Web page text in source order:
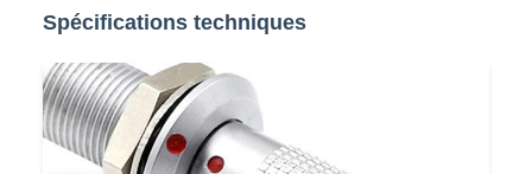
Spécifications techniques